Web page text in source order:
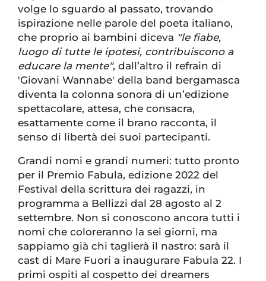
volge lo sguardo al passato, trovando
ispirazione nelle parole del poeta italiano,
che proprio ai bambini diceva "le fiabe,
luogo di tutte le ipotesi, contribuiscono a
educare la mente", dall’altro il refrain di
'Giovani Wannabe' della band bergamasca
diventa la colonna sonora di un’edizione
spettacolare, attesa, che consacra,
esattamente come il brano racconta, il
senso di libertà dei suoi partecipanti.
Grandi nomi e grandi numeri: tutto pronto
per il Premio Fabula, edizione 2022 del
Festival della scrittura dei ragazzi, in
programma a Bellizzi dal 28 agosto al 2
settembre. Non si conoscono ancora tutti i
nomi che coloreranno la sei giorni, ma
sappiamo già chi taglierà il nastro: sarà il
cast di Mare Fuori a inaugurare Fabula 22. I
primi ospiti al cospetto dei dreamers